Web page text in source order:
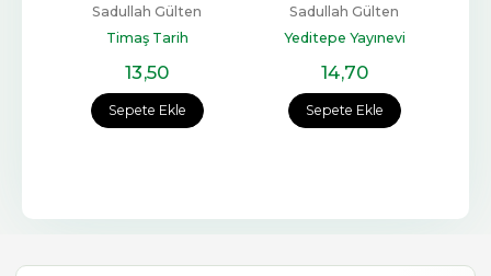
Sepete Ekle
Sadullah Gülten
Timaş Tarih
13,50
Sepete Ekle
Sadullah Gülten
Yeditepe Yayınevi
14,70